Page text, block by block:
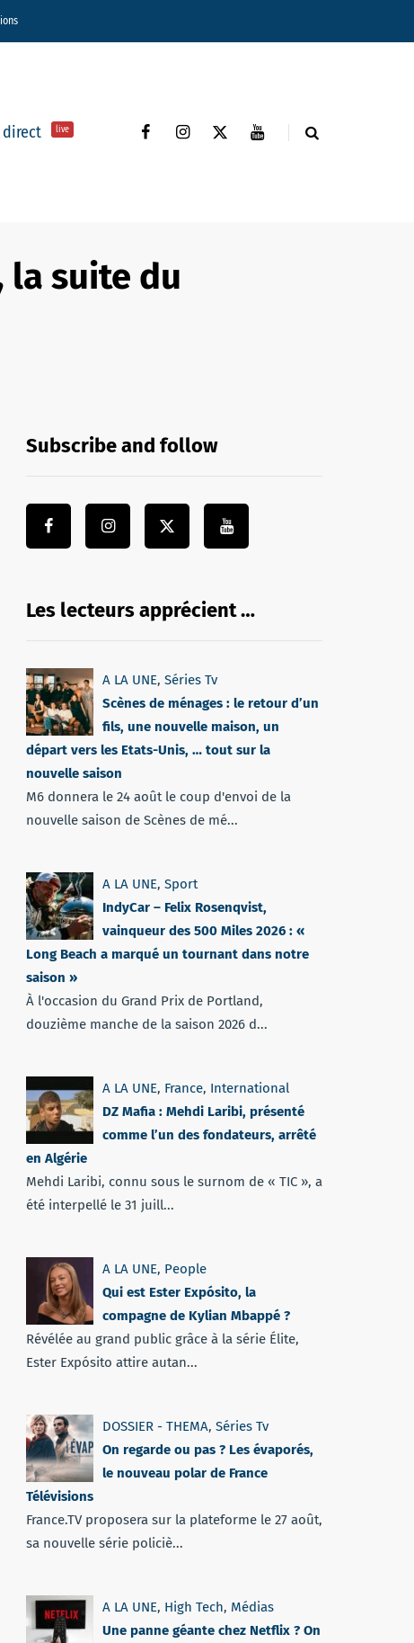
direct live
la suite du
Subscribe and follow
Les lecteurs apprécient …
A LA UNE, Séries Tv
Scènes de ménages : le retour d’un
fils, une nouvelle maison, un
départ vers les Etats-Unis, … tout sur la
nouvelle saison
M6 donnera le 24 août le coup d'envoi de la
nouvelle saison de Scènes de mé...
A LA UNE, Sport
IndyCar – Felix Rosenqvist,
vainqueur des 500 Miles 2026 : «
Long Beach a marqué un tournant dans notre
saison »
À l'occasion du Grand Prix de Portland,
douzième manche de la saison 2026 d...
A LA UNE, France, International
DZ Mafia : Mehdi Laribi, présenté
comme l’un des fondateurs, arrêté
en Algérie
Mehdi Laribi, connu sous le surnom de « TIC », a
été interpellé le 31 juill...
A LA UNE, People
Qui est Ester Expósito, la
compagne de Kylian Mbappé ?
Révélée au grand public grâce à la série Élite,
Ester Expósito attire autan...
DOSSIER - THEMA, Séries Tv
On regarde ou pas ? Les évaporés,
le nouveau polar de France
Télévisions
France.TV proposera sur la plateforme le 27 août,
sa nouvelle série policiè...
A LA UNE, High Tech, Médias
Une panne géante chez Netflix ? On